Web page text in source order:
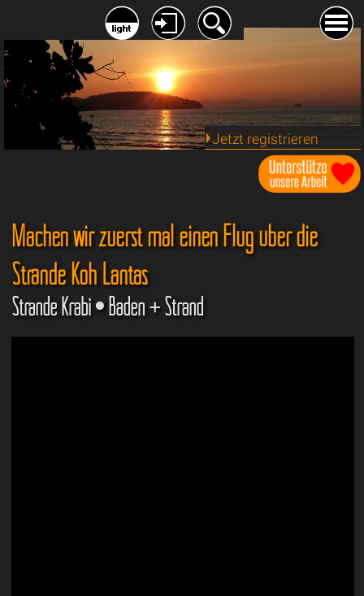
Jetzt registrieren
Machen wir zuerst mal einen Flug über die
Strände Koh Lantas
Strände Krabi • Baden + Strand